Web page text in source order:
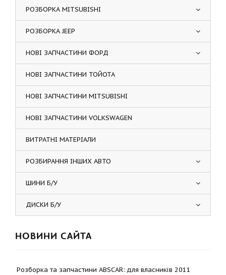
РОЗБОРКА MITSUBISHI
РОЗБОРКА JEEP
НОВІ ЗАПЧАСТИНИ ФОРД
НОВІ ЗАПЧАСТИНИ ТОЙОТА
НОВІ ЗАПЧАСТИНИ MITSUBISHI
НОВІ ЗАПЧАСТИНИ VOLKSWAGEN
ВИТРАТНІ МАТЕРІАЛИ
РОЗБИРАННЯ ІНШИХ АВТО
ШИНИ Б/У
ДИСКИ Б/У
НОВИНИ САЙТА
Розборка та запчастини ABSCAR: для власників 2011